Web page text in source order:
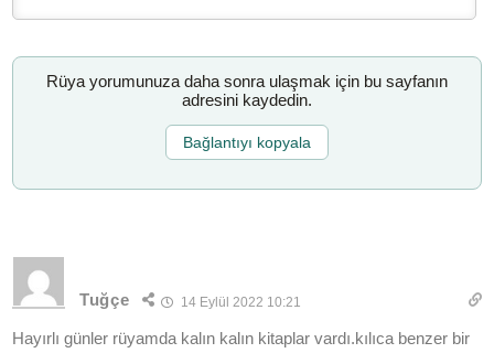
Rüya yorumunuza daha sonra ulaşmak için bu sayfanın
adresini kaydedin.
Bağlantıyı kopyala
Tuğçe 14 Eylül 2022 10:21
Hayırlı günler rüyamda kalın kalın kitaplar vardı.kılıca benzer bir